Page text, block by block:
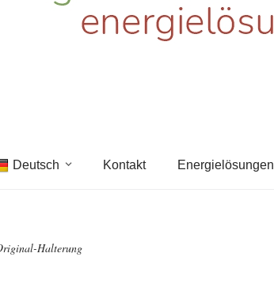
Deutsch Kontakt Energielösungen
Halterung